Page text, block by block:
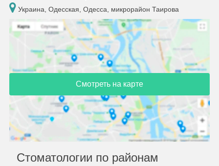
Украина, Одесская, Одесса, микрорайон Таирова
Смотреть на карте
Стоматологии по районам